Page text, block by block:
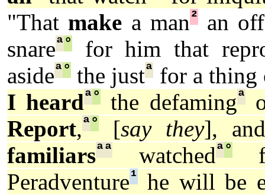
"That make a man²an
snareª°
for him that
asideª° the justª for a thing
I heardª° the defamingª
Report,ª° [say they],
familiarsªª watchedª°
Peradventure¹
he will be